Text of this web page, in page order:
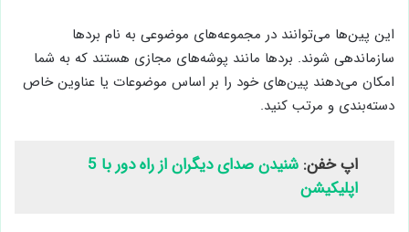
این پین‌ها می‌توانند در مجموعه‌های موضوعی به نام بردها
سازماندهی شوند. بردها مانند پوشه‌های مجازی هستند که به شما
امکان می‌دهند پین‌های خود را بر اساس موضوعات یا عناوین خاص
دسته‌بندی و مرتب کنید.
اپ خفن:
شنیدن صدای دیگران از راه دور با 5
اپلیکیشن